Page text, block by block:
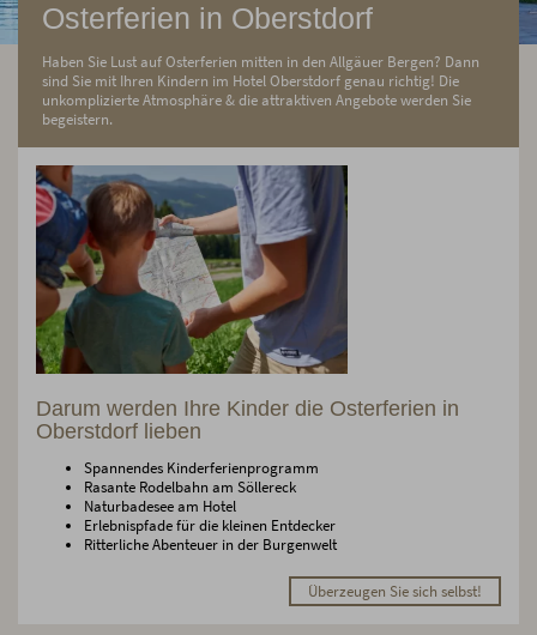
Osterferien in Oberstdorf
Haben Sie Lust auf Osterferien mitten in den Allgäuer Bergen? Dann
sind Sie mit Ihren Kindern im Hotel Oberstdorf genau richtig! Die
unkomplizierte Atmosphäre & die attraktiven Angebote werden Sie
begeistern.
Darum werden Ihre Kinder die Osterferien in
Oberstdorf lieben
Spannendes Kinderferienprogramm
Rasante Rodelbahn am Söllereck
Naturbadesee am Hotel
Erlebnispfade für die kleinen Entdecker
Ritterliche Abenteuer in der Burgenwelt
Überzeugen Sie sich selbst!